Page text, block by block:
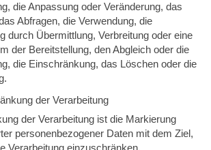
die Anpassung oder Veränderung, das
Abfragen, die Verwendung, die
durch Übermittlung, Verbreitung oder eine
der Bereitstellung, den Abgleich oder die
die Einschränkung, das Löschen oder die
der Verarbeitung
der Verarbeitung ist die Markierung
personenbezogener Daten mit dem Ziel,
Verarbeitung einzuschränken.